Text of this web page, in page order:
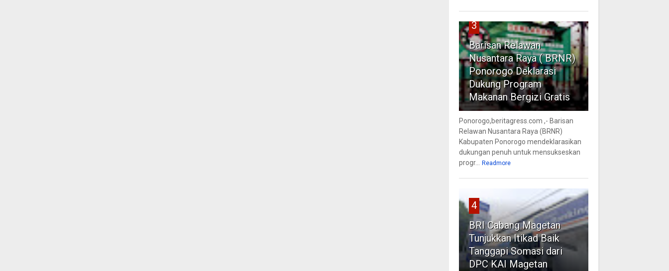
3
Barisan Relawan
Nusantara Raya ( BRNR)
Ponorogo Deklarasi
Dukung Program
Makanan Bergizi Gratis
Ponorogo,beritagress.com ,- Barisan
Relawan Nusantara Raya (BRNR)
Kabupaten Ponorogo mendeklarasikan
dukungan penuh untuk mensukseskan
progr...
Readmore
4
BRI Cabang Magetan
Tunjukkan Itikad Baik
Tanggapi Somasi dari
DPC KAI Magetan